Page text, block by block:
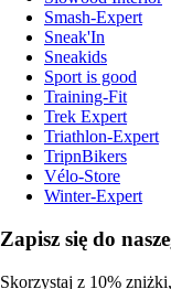
Smash-Expert
Sneak'In
Sneakids
Sport is good
Training-Fit
Trek Expert
Triathlon-Expert
TripnBikers
Vélo-Store
Winter-Expert
Zapisz się do
Skorzystaj z 10%